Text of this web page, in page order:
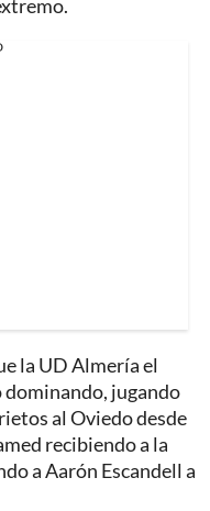
la UD Almería el
jugando
al Oviedo desde
recibiendo a la
a Aarón Escandell a